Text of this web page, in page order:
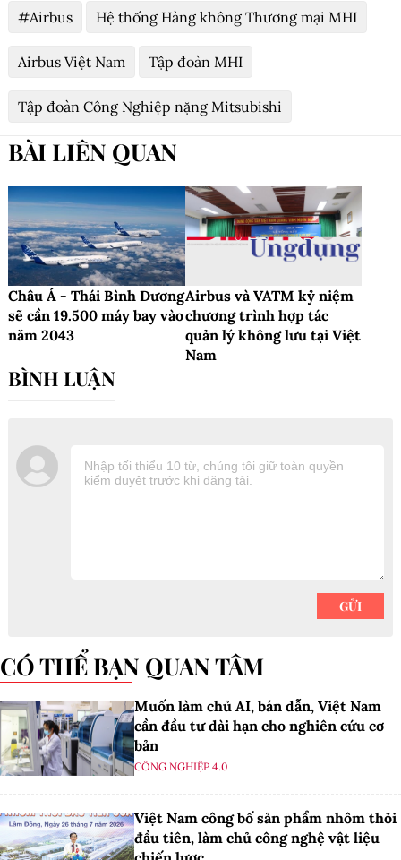
#Airbus Hệ thống Hàng không Thương mại MHI
Airbus Việt Nam Tập đoàn MHI
Tập đoàn Công Nghiệp nặng Mitsubishi
BÀI LIÊN QUAN
Châu Á - Thái Bình Dương
sẽ cần 19.500 máy bay vào
năm 2043
Airbus và VATM kỷ niệm
chương trình hợp tác
quản lý không lưu tại Việt
Nam
CÓ THỂ BẠN QUAN TÂM
Muốn làm chủ AI, bán dẫn, Việt Nam
cần đầu tư dài hạn cho nghiên cứu cơ
bản
CÔNG NGHIỆP 4.0
Việt Nam công bố sản phẩm nhôm thỏi
đầu tiên, làm chủ công nghệ vật liệu